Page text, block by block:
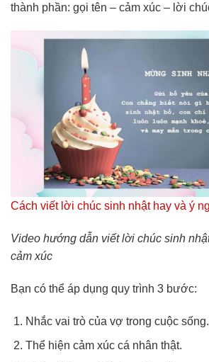
thành phần: gọi tên – cảm xúc – lời
Cách viết lời chúc sinh nhật hay và ý
Video hướng dẫn viết lời chúc sinh
cảm xúc
Bạn có thể áp dụng quy trình 3 bước:
Nhắc vai trò của vợ trong cuộc sống.
Thể hiện cảm xúc cá nhân thật.